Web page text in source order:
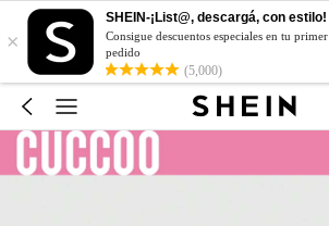
×
SHEIN-¡List@, descargá, con estilo!
Consigue descuentos especiales en tu primer
pedido
(5,000)